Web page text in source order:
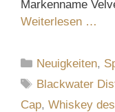
Markenname
Weiterlesen …
Kategorien
Neuigkeiten,
Schlagwörter
Blackwater
Cap, Whiskey